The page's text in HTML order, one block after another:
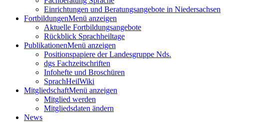
Einrichtungen und Beratungsangebote in Niedersachsen
FortbildungenMenü anzeigen
Aktuelle Fortbildungsangebote
Rückblick Sprachheiltage
PublikationenMenü anzeigen
Positionspapiere der Landesgruppe Nds.
dgs Fachzeitschriften
Infohefte und Broschüren
SprachHeilWiki
MitgliedschaftMenü anzeigen
Mitglied werden
Mitgliedsdaten ändern
News